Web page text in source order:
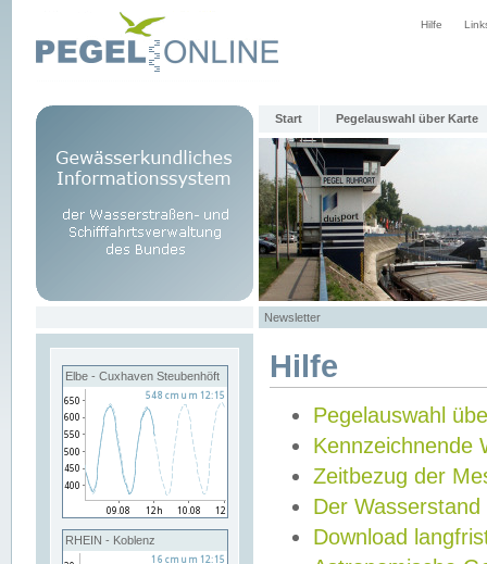
Hilfe
Start Pegelauswahl über Karte
Newsletter
Elbe - Cuxhaven Steubenhöft
RHEIN - Koblenz
Hilfe
Pegelauswahl
Kennzeichnende
Zeitbezug der
Der Wasserstand
Download